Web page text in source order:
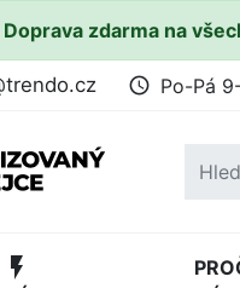
Doprava zdarma na
access_time Po-Pá
flash_on